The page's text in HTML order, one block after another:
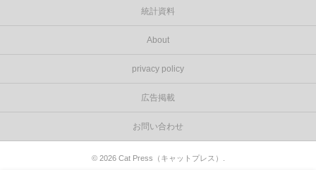
統計資料
About
privacy policy
広告掲載
お問い合わせ
© 2026 Cat Press（キャットプレス）